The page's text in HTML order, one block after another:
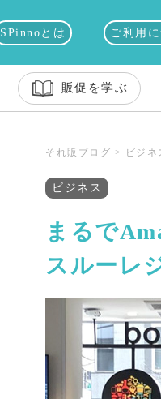
SPinnoとは ご利用
販促を学ぶ
それ販ブログ > ビジネ
ビジネス
まるで
スルーレ